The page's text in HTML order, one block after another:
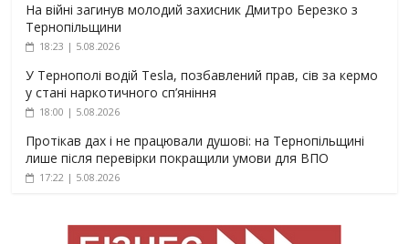
На війні загинув молодий захисник Дмитро Березко з
Тернопільщини
18:23 | 5.08.2026
У Тернополі водій Tesla, позбавлений прав, сів за кермо
у стані наркотичного сп’яніння
18:00 | 5.08.2026
Протікав дах і не працювали душові: на Тернопільщині
лише після перевірки покращили умови для ВПО
17:22 | 5.08.2026